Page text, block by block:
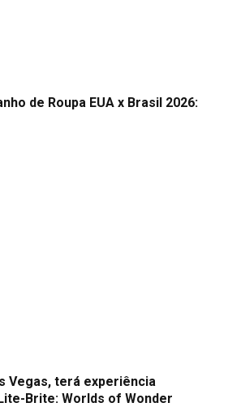
de Roupa EUA x Brasil 2026:
Vegas, terá experiência
Brite: Worlds of Wonder